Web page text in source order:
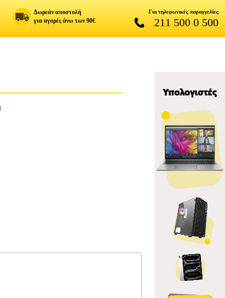
Δωρεάν αποστολή
για αγορές άνω των 90€
Για τηλεφωνικές παραγγελίες
211 500 0 500